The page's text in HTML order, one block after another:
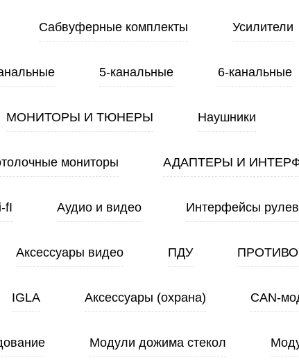
Сабвуферные комплекты Усилители
5-канальные 6-канальные
МОНИТОРЫ И ТЮНЕРЫ Наушники
мониторы АДАПТЕРЫ И
fI Аудио и видео Интерфейсы
Аксессуары видео ПДУ
IGLA Аксессуары (охрана) CAN-
Модули дожима стекол